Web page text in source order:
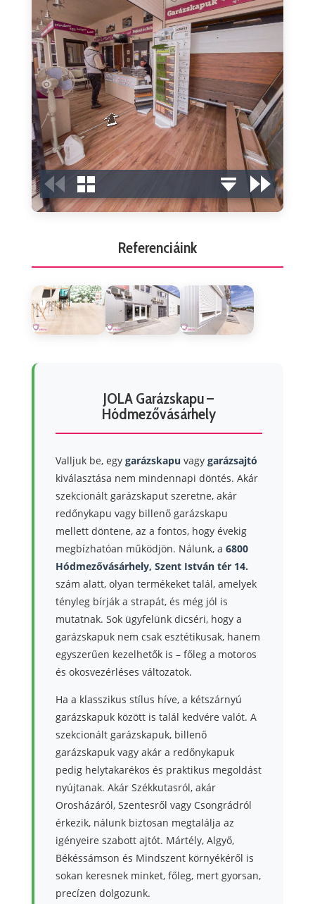
Referenciáink
JOLA Garázskapu –
Hódmezővásárhely
Valljuk be, egy garázskapuvagy garázsajtó
kiválasztása nem mindennapi döntés. Akár
szekcionált garázskaput szeretne, akár
redőnykapu vagy billenő garázskapu
mellett döntene, az a fontos, hogy évekig
megbízhatóan működjön. Nálunk, a 6800
Hódmezővásárhely, Szent István tér 14.
szám alatt, olyan termékeket talál, amelyek
tényleg bírják a strapát, és még jól is
mutatnak. Sok ügyfelünk dicséri, hogy a
garázskapuk nem csak esztétikusak, hanem
egyszerűen kezelhetők is – főleg a motoros
és okosvezérléses változatok.
Ha a klasszikus stílus híve, a kétszárnyú
garázskapuk között is talál kedvére valót. A
szekcionált garázskapuk, billenő
garázskapuk vagy akár a redőnykapuk
pedig helytakarékos és praktikus megoldást
nyújtanak. Akár Székkutasról, akár
Orosházáról, Szentesről vagy Csongrádról
érkezik, nálunk biztosan megtalálja az
igényeire szabott ajtót. Mártély, Algyő,
Békéssámson és Mindszent környékéről is
sokan keresnek minket, főleg, mert gyorsan,
precízen dolgozunk.